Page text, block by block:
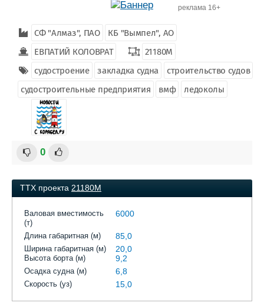
реклама 16+
СФ "Алмаз", ПАО
КБ "Вымпел", АО
ЕВПАТИЙ КОЛОВРАТ
21180М
судостроение
закладка судна
строительство судов
судостроительные предприятия
вмф ледоколы
0
ТТХ проекта 21180М
Валовая вместимость
(т)
6000
Длина габаритная (м) 85,0
Ширина габаритная (м) 20,0
Высота борта (м) 9,2
Осадка судна (м) 6,8
Скорость (уз) 15,0